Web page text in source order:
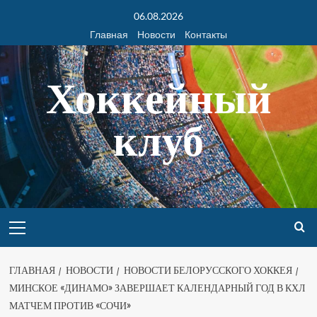
06.08.2026
Главная
Новости Контакты
Хоккейный
клуб
ГЛАВНАЯ НОВОСТИ
НОВОСТИ БЕЛОРУССКОГО ХОККЕЯ
МИНСКОЕ «ДИНАМО» ЗАВЕРШАЕТ КАЛЕНДАРНЫЙ ГОД В КХЛ
МАТЧЕМ ПРОТИВ «СОЧИ»